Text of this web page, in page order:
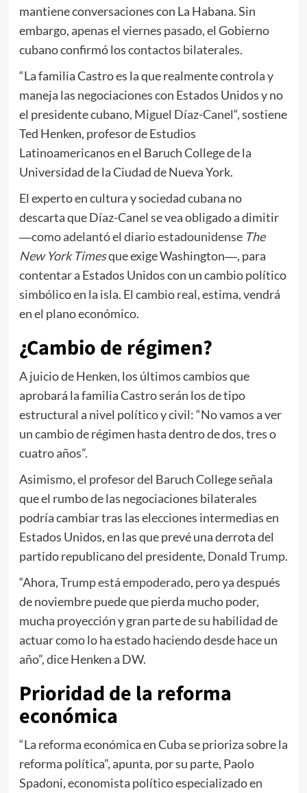
mantiene conversaciones con La Habana. Sin
embargo, apenas el viernes pasado, el Gobierno
cubano confirmó loscontactos bilaterales.
“La familia Castro es la que realmente controla y
maneja las negociaciones con Estados Unidos y no
el presidente cubano, Miguel Díaz-Canel“, sostiene
Ted Henken, profesor de Estudios
Latinoamericanos en el Baruch College de la
Universidad de la Ciudad de Nueva York.
El experto en cultura y sociedad cubana no
descarta que Díaz-Canel se vea obligado a dimitir
―como adelantó el diario estadounidense The
New York Timesque exige Washington―, para
contentar a Estados Unidos con un cambio político
simbólico en la isla. El cambio real, estima, vendrá
en el plano económico.
¿Cambio de régimen?
A juicio de Henken, los últimos cambios que
aprobará la familia Castro serán los de tipo
estructural a nivel político y civil: “No vamos a ver
un cambio de régimen hasta dentro de dos, tres o
cuatro años”.
Asimismo, el profesor del Baruch College señala
que el rumbo de las negociaciones bilaterales
podría cambiar tras las elecciones intermedias en
Estados Unidos, en las que prevé una derrota del
partido republicano del presidente, Donald Trump.
“Ahora,Trump está empoderado, pero ya después
de noviembre puede que pierda mucho poder,
mucha proyección y gran parte de su habilidad de
actuar como lo ha estado haciendo desde hace un
año”, dice Henken a DW.
Prioridad de la reforma
económica
“La reforma económica en Cuba se prioriza sobre la
reforma política”, apunta, por su parte, Paolo
Spadoni, economista político especializado en